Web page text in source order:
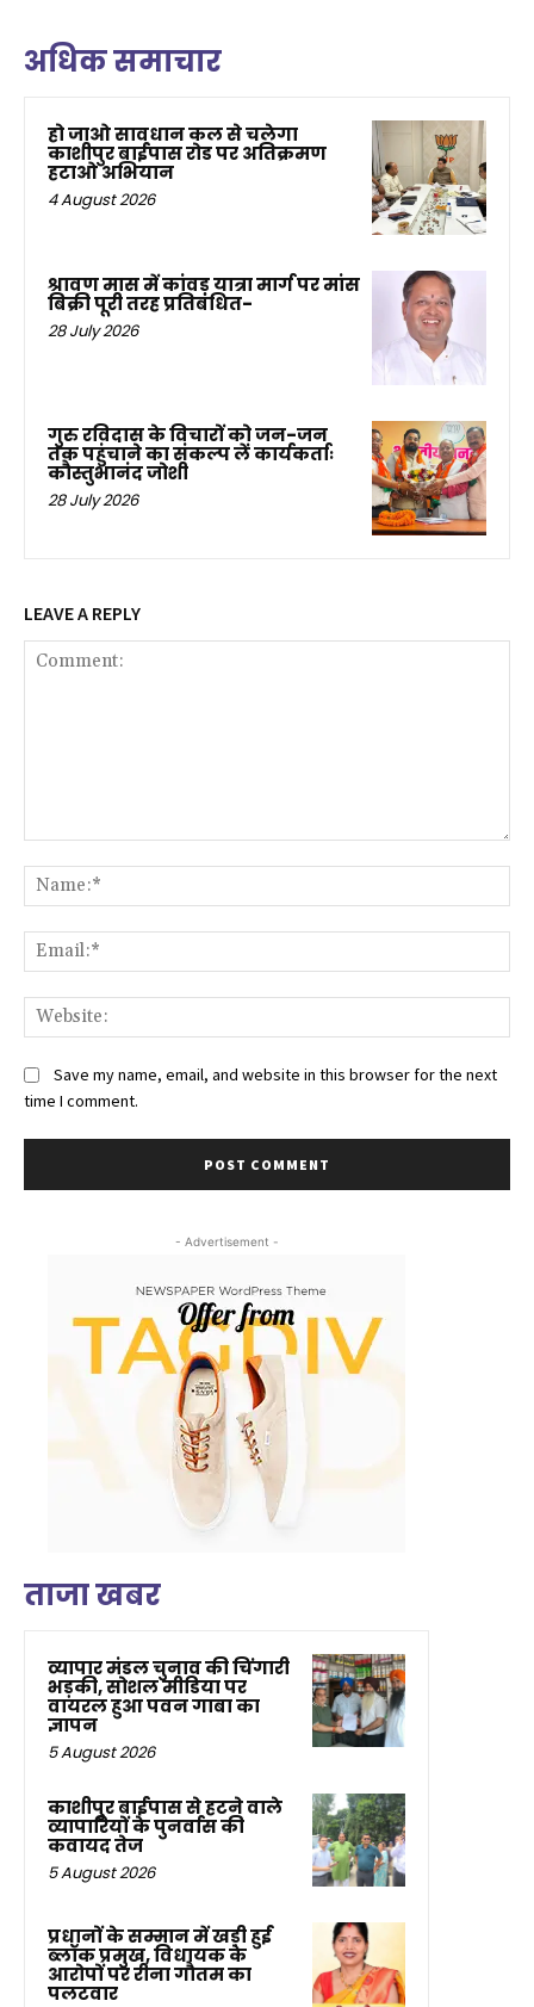
अधिक समाचार
हो जाओ सावधान कल से चलेगा
काशीपुर बाईपास रोड पर अतिक्रमण
हटाओ अभियान
4 August 2026
श्रावण मास में कांवड़ यात्रा मार्ग पर मांस
बिक्री पूरी तरह प्रतिबंधित-
28 July 2026
गुरु रविदास के विचारों को जन-जन
तक पहुंचाने का संकल्प लें कार्यकर्ताः
कौस्तुभानंद जोशी
28 July 2026
LEAVE A REPLY
Save my name, email, and website in this browser for the next
time I comment.
- Advertisement -
ताजा खबर
व्यापार मंडल चुनाव की चिंगारी
भड़की, सोशल मीडिया पर
वायरल हुआ पवन गाबा का
ज्ञापन
5 August 2026
काशीपुर बाईपास से हटने वाले
व्यापारियों के पुनर्वास की
कवायद तेज
5 August 2026
प्रधानों के सम्मान में खड़ी हुई
ब्लॉक प्रमुख, विधायक के
आरोपों पर रीना गौतम का
पलटवार